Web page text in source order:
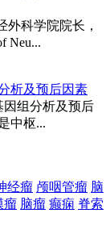
外科学院院长，
Neu...
析及预后因素
因组分析及预后
中枢...
经瘤 颅咽管瘤 脑
瘤 脑瘤 癫痫 脊索